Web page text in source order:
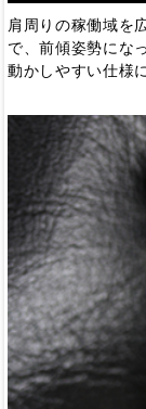
肩周りの稼働域を
で、前傾姿勢にな
動かしやすい仕様